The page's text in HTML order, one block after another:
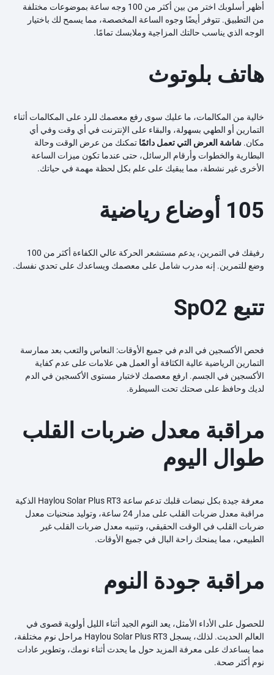
أظهر أسلوبك اختر من بين أكثر من 100 وجه ساعة بموضوعات مختلفة
من التطبيق. تتوفر أيضًا وجوه الساعة المخصصة، مما يسمح لك باختيار
الوجه الذي يناسب حالتك المزاجية وملابسك تمامًا.
هاتف بلوتوث
خالية من المكالمات، ما عليك سوى رفع معصمك للرد على المكالمات أثناء
التمارين أو الطهي بسهولة، والبقاء على الإنترنت في أي وقت وفي أي
مكان. شاشة العرض التي تعمل دائمًا تمكنك من عرض الوقت وحالة
البطارية والخطوات وأرقام الرسائل، حتى عندما تكون ميزات الساعة
الأخرى غير نشطة، مما يبقيك على علم بكل لحظة مهمة في حياتك.
105 أوضاع رياضية
رفيقك في التمرين، يدعم مستشعر الحركة عالي الكفاءة أكثر من 100
وضع للتمرين. إنه مدرب شامل على معصمك ويساعدك على تحدي نفسك.
تتبع SpO2
فحص الأكسجين في الدم في جميع الأوقات: النعاس والتعب بعد ممارسة
التمارين الرياضية عالية الكثافة أو العمل هي علامات على عدم كفاية
الأكسجين في الجسم. ارفع معصمك لاختبار مستوى الأكسجين في الدم
لديك وحافظ على صحتك تحت السيطرة.
مراقبة معدل ضربات القلب
طوال اليوم
معرفة جيدة بكل نبضات قلبك تدعم ساعة Haylou Solar Plus RT3 الذكية
مراقبة معدل ضربات القلب على مدار 24 ساعة، وتوليد منحنيات معدل
ضربات القلب في الوقت الحقيقي، وتنبيه معدل ضربات القلب غير
الطبيعي، مما يمنحك راحة البال في جميع الأوقات.
مراقبة جودة النوم
للحصول على الأداء الأمثل، يعد النوم الجيد أثناء الليل أولوية قصوى في
العالم الحديث. لذلك، يسجل Haylou Solar Plus RT3 مراحل نوم مختلفة،
مما يساعدك على معرفة المزيد حول ما يحدث أثناء نومك، وتطوير عادات
نوم أكثر صحة.